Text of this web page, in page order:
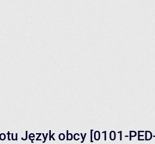
Język obcy [0101-